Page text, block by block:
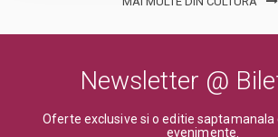
Newsletter @
Oferte exclusive si o editie saptamanala
evenimente.